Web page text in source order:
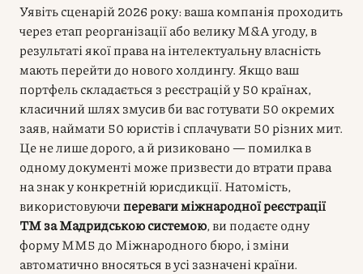
Уявіть сценарій 2026 року: ваша компанія проходить
через етап реорганізації або велику M&A угоду, в
результаті якої права на інтелектуальну власність
мають перейти до нового холдингу. Якщо ваш
портфель складається з реєстрацій у 50 країнах,
класичний шлях змусив би вас готувати 50 окремих
заяв, наймати 50 юристів і сплачувати 50 різних мит.
Це не лише дорого, а й ризиковано — помилка в
одному документі може призвести до втрати права
на знак у конкретній юрисдикції. Натомість,
використовуючипереваги міжнародної реєстрації
ТМ за Мадридською системою, ви подаєте одну
форму MM5 до Міжнародного бюро, і зміни
автоматично вносяться в усі зазначені країни.